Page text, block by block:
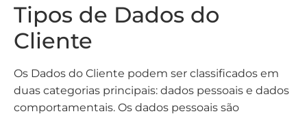
Tipos de Dados do
Cliente
Os Dados do Cliente podem ser classificados em
duas categorias principais: dados pessoais e dados
comportamentais. Os dados pessoais são